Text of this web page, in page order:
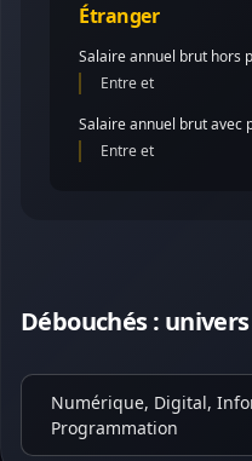
Étranger
Salaire annuel brut hors
Entre et
Salaire annuel brut avec
Entre et
Débouchés :
Numérique, Digital,
Programmation